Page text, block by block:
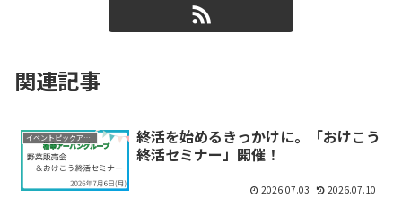
関連記事
イベントピックアップ
終活を始めるきっかけに。「おけこう
終活セミナー」開催！
2026.07.03 2026.07.10